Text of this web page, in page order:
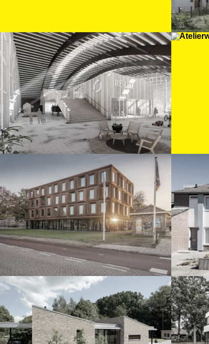
Bogenhal Zwolle
Gasfabriek Gebouw X
Deventer
Woonhuis Eikendal Tu5
Diepenveen